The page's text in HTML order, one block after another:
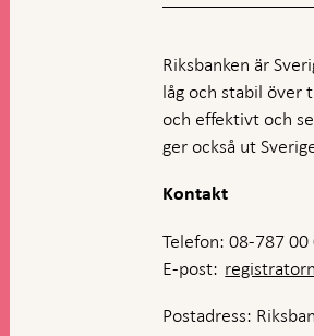
Riksbanken är
låg och stabil över
och effektivt och
ger också ut
Kontakt
Telefon: 08-787 00
E-post:
Postadress: